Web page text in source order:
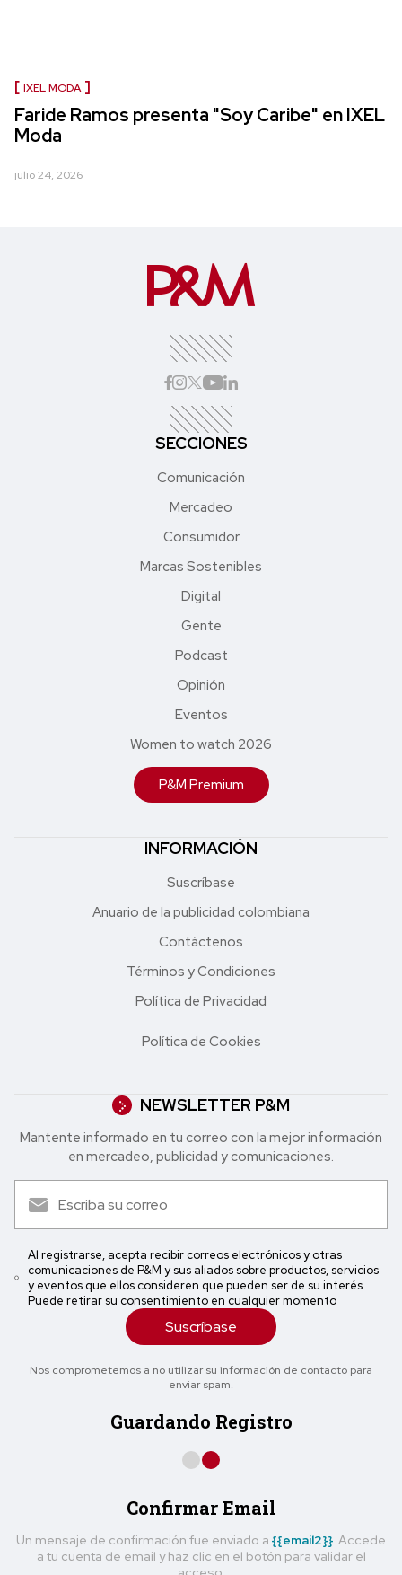
IXEL MODA
Faride Ramos presenta "Soy Caribe" en IXEL
Moda
julio 24, 2026
SECCIONES
Comunicación
Mercadeo
Consumidor
Marcas Sostenibles
Digital
Gente
Podcast
Opinión
Eventos
Women to watch 2026
P&M Premium
INFORMACIÓN
Suscríbase
Anuario de la publicidad colombiana
Contáctenos
Términos y Condiciones
Política de Privacidad
Política de Cookies
NEWSLETTER P&M
Mantente informado en tu correo con la mejor in formación
en mercadeo, publicidad y comunicaciones.
Al registrarse, acepta recibir correos electrónicos y otras
comunicaciones de P&M y sus aliados sobre productos, servicios
y eventos que ellos consideren que pueden ser de su interés.
Puede retirar su consentimiento en cualquier momento
Suscríbase
Nos comprometemos a no utilizar su información de contacto para
enviar spam.
Guardando Registro
Confirmar Email
Un mensaje de confirmación fue enviado a {{email2}} . Accede
a tu cuenta de email y haz clic en el botón para validar el